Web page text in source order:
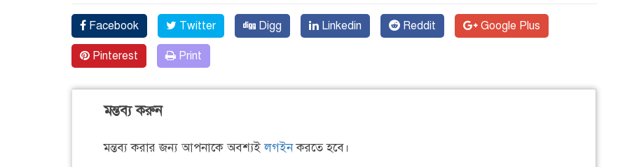
Facebook Twitter Digg Linkedin Reddit Google Plus
Pinterest Print
মন্তব্য করুন
মন্তব্য করার জন্য আপনাকে অবশ্যইলগইনকরতে হবে।